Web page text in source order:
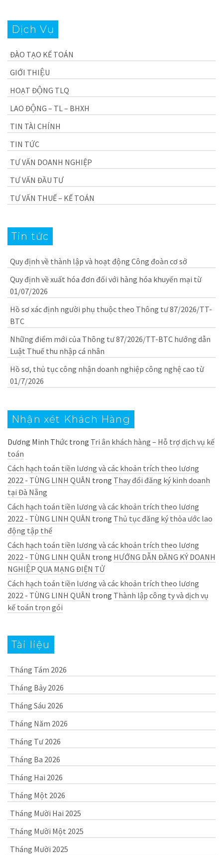
Dịch Vụ
ĐÀO TẠO KẾ TOÁN
GIỚI THIỆU
HOẠT ĐỘNG TLQ
LAO ĐỘNG – TL – BHXH
TIN TÀI CHÍNH
TIN TỨC
TƯ VẤN DOANH NGHIỆP
TƯ VẤN ĐẦU TƯ
TƯ VẤN THUẾ – KẾ TOÁN
Tin tức
Quy định về thành lập và hoạt động Công đoàn cơ sở
Quy định về xuất hóa đơn đối với hàng hóa khuyến mại từ
01/07/2026
Hồ sơ xác định người phụ thuộc theo Thông tư 87/2026/TT-
BTC
Những điểm mới của Thông tư 87/2026/TT-BTC hướng dẫn
Luật Thuế thu nhập cá nhân
Hồ sơ, thủ tục công nhận doanh nghiệp công nghệ cao từ
01/7/2026
Nhận xét Khách Hàng
Dương Minh Thức trong Tri ân khách hàng – Hỗ trợ dịch vụ kế
toán
Cách hạch toán tiền lương và các khoản trích theo lương
2022 - TÙNG LINH QUÂN trong Thay đổi đăng ký kinh doanh
tại Đà Nẵng
Cách hạch toán tiền lương và các khoản trích theo lương
2022 - TÙNG LINH QUÂN trong Thủ tục đăng ký thỏa ước lao
động tập thể
Cách hạch toán tiền lương và các khoản trích theo lương
2022 - TÙNG LINH QUÂN trong HƯỚNG DẪN ĐĂNG KÝ DOANH
NGHIỆP QUA MẠNG ĐIỆN TỬ
Cách hạch toán tiền lương và các khoản trích theo lương
2022 - TÙNG LINH QUÂN trong Thành lập công ty và dịch vụ
kế toán trọn gói
Tài liệu
Tháng Tám 2026
Tháng Bảy 2026
Tháng Sáu 2026
Tháng Năm 2026
Tháng Tư 2026
Tháng Ba 2026
Tháng Hai 2026
Tháng Một 2026
Tháng Mười Hai 2025
Tháng Mười Một 2025
Tháng Mười 2025